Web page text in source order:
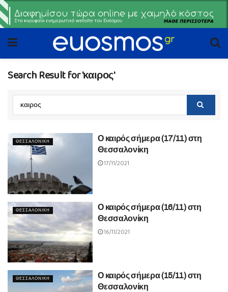
Search Result for 'καιρος'
ΘΕΣΣΑΛΟΝΙΚΗ
Ο καιρός σήμερα (17/11) στη
Θεσσαλονίκη
17/11/2021
ΘΕΣΣΑΛΟΝΙΚΗ
Ο καιρός σήμερα (16/11) στη
Θεσσαλονίκη
16/11/2021
ΘΕΣΣΑΛΟΝΙΚΗ
Ο καιρός σήμερα (15/11) στη
Θεσσαλονίκη